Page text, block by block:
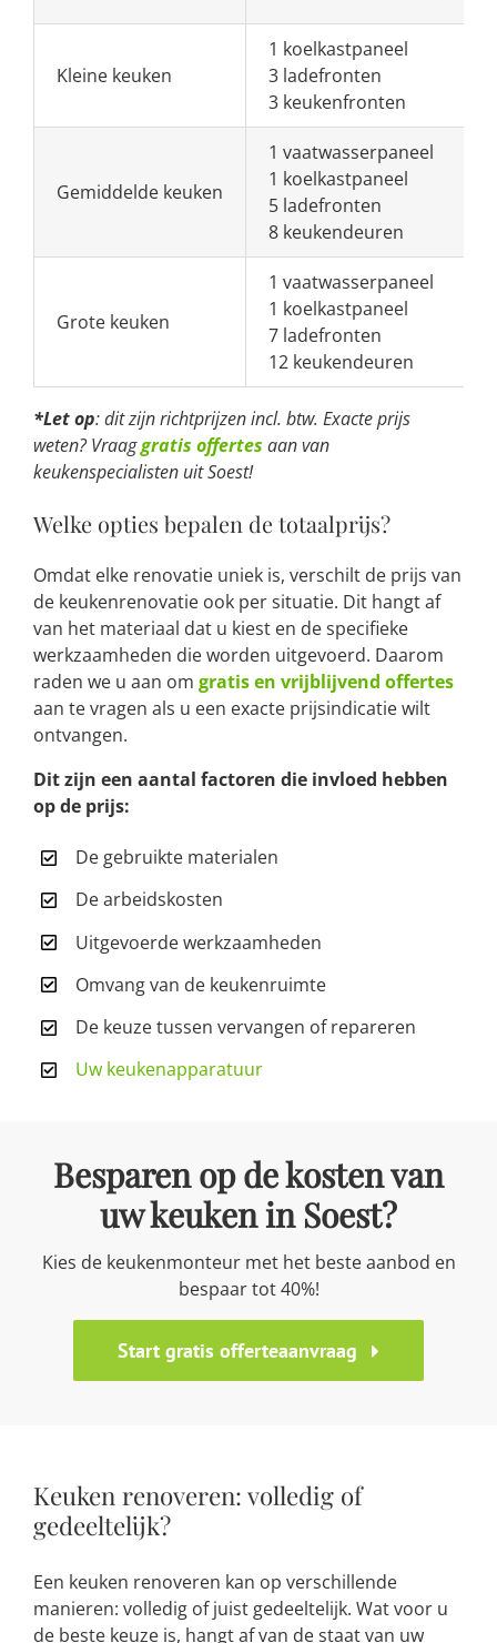
Kleine keuken
1 koelkastpaneel
3 ladefronten
3 keukenfronten
Gemiddelde keuken
1 vaatwasserpaneel
1 koelkastpaneel
5 ladefronten
8 keukendeuren
Grote keuken
1 vaatwasserpaneel
1 koelkastpaneel
7 ladefronten
12 keukendeuren
*Let op: dit zijn richtprijzen incl. btw. Exacte prijs
weten? Vraaggratis offertes aan van
keukenspecialisten uit Soest!
Welke opties bepalen de totaalprijs?
Omdat elke renovatie uniek is, verschilt de prijs van
de keukenrenovatie ook per situatie. Dit hangt af
van het materiaal dat u kiest en de specifieke
werkzaamheden die worden uitgevoerd. Daarom
raden we u aan om gratis en vrijblijvend offertes
aan te vragen als u een exacte prijsindicatie wilt
ontvangen.
Dit zijn een aantal factoren die invloed hebben
op de prijs:
De gebruikte materialen
De arbeidskosten
Uitgevoerde werkzaamheden
Omvang van de keukenruimte
De keuze tussen vervangen of repareren
Uw keukenapparatuur
Besparen op de kosten van
uw keuken in Soest?
Kies de keukenmonteur met het beste aanbod en
bespaar tot 40%!
Start gratis offerteaanvraag
Keuken renoveren: volledig of
gedeeltelijk?
Een keuken renoveren kan op verschillende
manieren: volledig of juist gedeeltelijk. Wat voor u
de beste keuze is, hangt af van de staat van uw